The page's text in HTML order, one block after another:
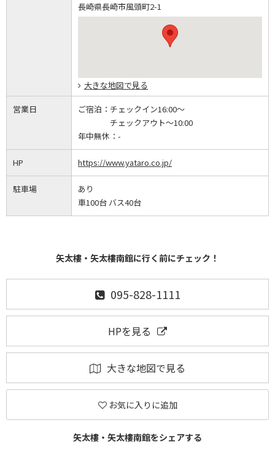
長崎県長崎市風頭町2-1
大きな地図で見る
営業日 ご宿泊： チェックイン16:00～
チェックアウト～10:00
年中無休： -
HP https://www.yataro.co.jp/
駐車場
あり
車100台 バス40台
矢太樓・矢太樓南館に行く前にチェック！
095-828-1111
HPを見る
大きな地図で見る
お気に入りに追加
矢太樓・矢太樓南館をシェアする